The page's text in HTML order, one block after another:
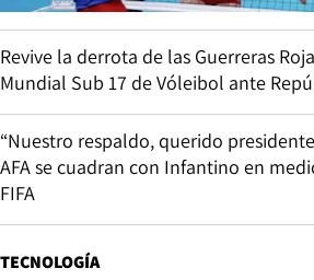
Revive la derrota de las Guerreras
Mundial Sub 17 de Vóleibol ante
“Nuestro respaldo, querido
AFA se cuadran con Infantino en
FIFA
TECNOLOGÍA